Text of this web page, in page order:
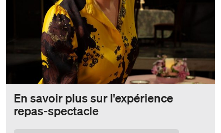
En savoir plus sur l'expérience
repas-spectacle